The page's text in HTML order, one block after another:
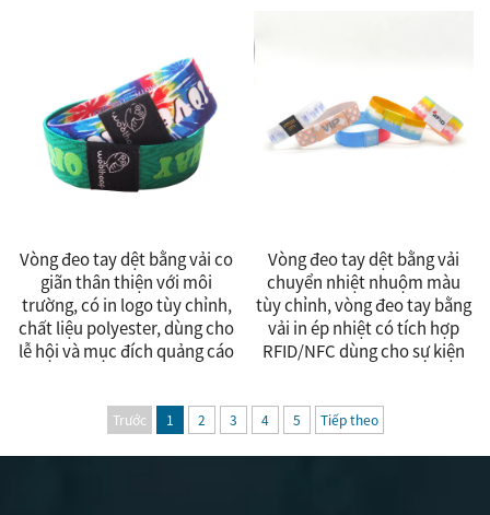
Vòng đeo tay dệt bằng vải co
giãn thân thiện với môi
trường, có in logo tùy chỉnh,
chất liệu polyester, dùng cho
lễ hội và mục đích quảng cáo
Vòng đeo tay dệt bằng vải
chuyển nhiệt nhuộm màu
tùy chỉnh, vòng đeo tay bằng
vải in ép nhiệt có tích hợp
RFID/NFC dùng cho sự kiện
Trước 1 2 3 4 5 Tiếp theo